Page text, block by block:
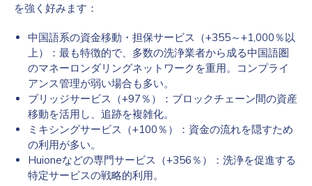
を強く好みます：
中国語系の資金移動・担保サービス（+355～+1,000％以
上）：最も特徴的で、多数の洗浄業者から成る中国語圏
のマネーロンダリングネットワークを重用。コンプライ
アンス管理が弱い場合も多い。
ブリッジサービス（+97％）：ブロックチェーン間の資産
移動を活用し、追跡を複雑化。
ミキシングサービス（+100％）：資金の流れを隠すため
の利用が多い。
Huioneなどの専門サービス（+356％）：洗浄を促進する
特定サービスの戦略的利用。